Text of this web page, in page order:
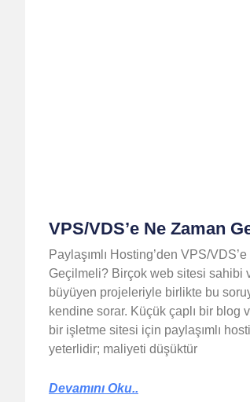
VPS/VDS’e Ne Zaman
Paylaşımlı Hosting’den VPS/
Geçilmeli? Birçok web sitesi sahibi
büyüyen projeleriyle birlikte bu
kendine sorar. Küçük çaplı bir blog
bir işletme sitesi için paylaşımlı
yeterlidir; maliyeti düşüktür
Devamını Oku..